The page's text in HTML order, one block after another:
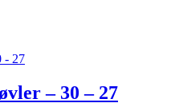
– 30 – 27